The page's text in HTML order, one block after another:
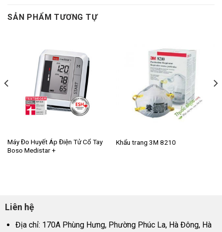
SẢN PHẨM TƯƠNG TỰ
Máy Đo Huyết Áp Điện Tử Cổ Tay
Boso Medistar +
Khẩu trang 3M 8210
Liên hệ
Địa chỉ: 170A Phùng Hưng, Phường Phúc La, Hà Đông, Hà